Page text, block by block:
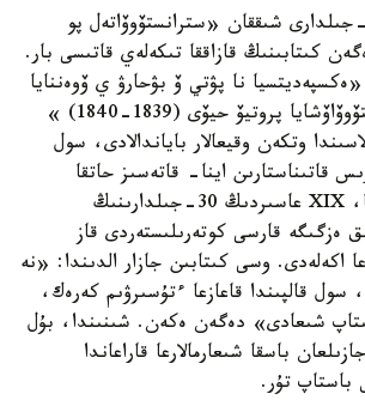
جازۋشىنىڭ 1840 -جىلدارى شىققان «سترانستۆوۆاتەل پو
كىتابىنىڭ قازاققا تىكەلەي قاتىسى بار.
نا پۋتي ۆ بۋحارۋ ي ۆوەننايا
ەكسپەديتسيا، دەيستۆوۆاۆشايا پروتيۆ حيۆى (1839-1840) »
وتكەن وقيعالار باياندالادى، سول
قاتىناستارىن اينا- قاتەسىز حاتقا
قالدىرعان. وسىلايشا، XIX عاسىردىڭ 30-جىلدارىنىڭ
ەزگىگە قارسى كوتەرىلىستەردى قاز
اكەلەدى. وسى كىتابىن جازار الدىندا: «نە
سول قالپىندا قاعازعا ءتۇسىرۋىم كەرەك،
شىعادى» دەگەن ەكەن. شىنىندا، بۇل
باسقا شىعارمالارعا قاراعاندا
باستاپ تۇر.